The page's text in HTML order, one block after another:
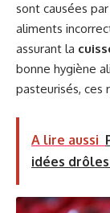
sont causées
aliments
assurant la
bonne hygiène
pasteurisés, ces
A lire aussi
idées